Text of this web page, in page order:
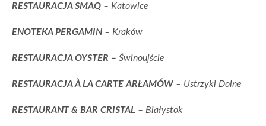
RESTAURACJA SMAQ – Katowice
ENOTEKA PERGAMIN – Kraków
RESTAURACJA OYSTER – Świnoujście
RESTAURACJA À LA CARTE ARŁAMÓW – Ustrzyki Dolne
RESTAURANT & BAR CRISTAL – Białystok